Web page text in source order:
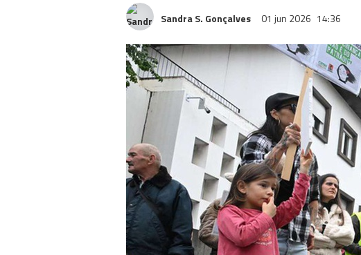
Sandra S. Gonçalves 01 jun 2026 14:36